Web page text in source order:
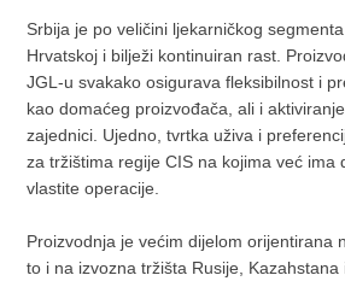
Srbija je po veličini ljekarničkog
Hrvatskoj i bilježi kontinuiran rast.
JGL-u svakako osigurava fleksibilnost i
kao domaćeg proizvođača, ali i
zajednici. Ujedno, tvrtka uživa i
za tržištima regije CIS na kojima već ima
vlastite operacije.
Proizvodnja je većim dijelom orijentirana
to i na izvozna tržišta Rusije, Kazahstana